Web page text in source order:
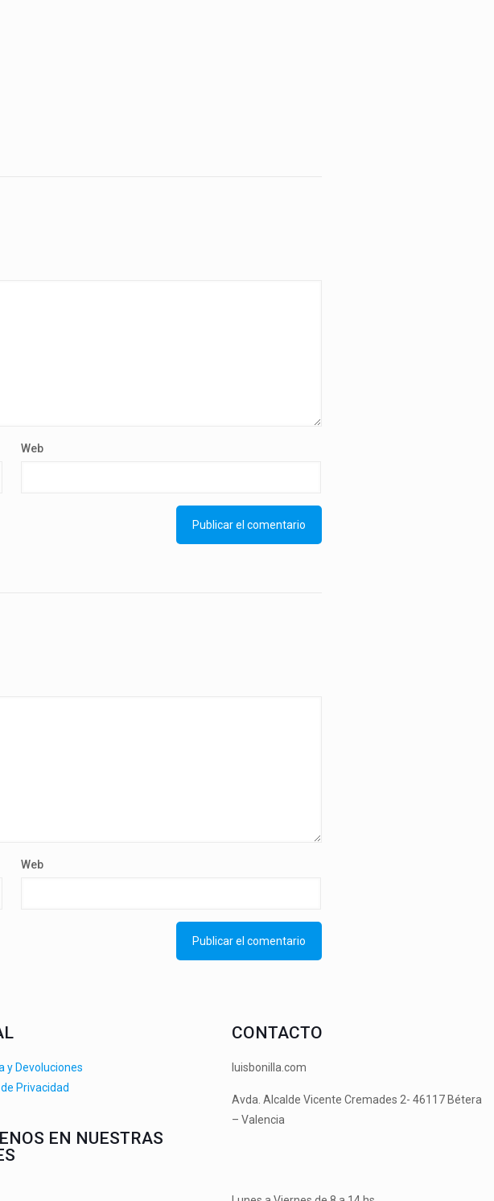
Web
Web
y Devoluciones
Privacidad
EN NUESTRAS
CONTACTO
luisbonilla.com
Avda. Alcalde Vicente Cremades 2- 46117 Bétera
– Valencia